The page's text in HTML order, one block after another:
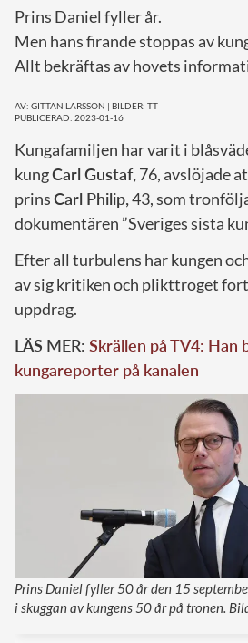
Prins Daniel fyller år.
Men hans firande stoppas av
Allt bekräftas av hovets
AV: GITTAN LARSSON | BILDER: TT
PUBLICERAD: 2023-01-16
Kungafamiljen har varit i
kungCarl Gustaf, 76, avslöjade
prinsCarl Philip,43, som
dokumentären ”Sveriges sista
Efter all turbulens har kungen
av sig kritiken och plikttroget
uppdrag.
LÄS MER: Skrällen på TV4: Han
kungareporter på kanalen
Prins Daniel fyller 50 år den 15
i skuggan av kungens 50 år på tronen.